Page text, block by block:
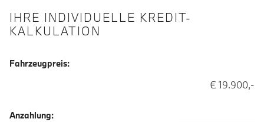
IHRE INDIVIDUELLE KREDIT-
KALKULATION
Fahrzeugpreis:
€ 19.900,-
Anzahlung: